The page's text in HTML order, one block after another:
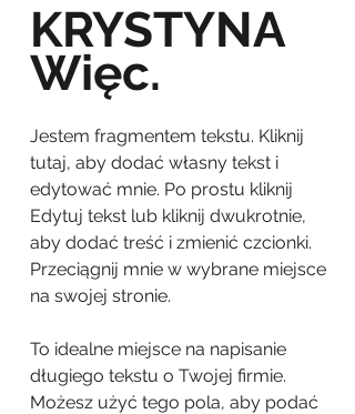
KRYSTYNA
Więc.
Jestem fragmentem tekstu. Kliknij
tutaj, aby dodać własny tekst i
edytować mnie. Po prostu kliknij
Edytuj tekst lub kliknij dwukrotnie,
aby dodać treść i zmienić czcionki.
Przeciągnij mnie w wybrane miejsce
na swojej stronie.
To idealne miejsce na napisanie
długiego tekstu o Twojej firmie.
Możesz użyć tego pola, aby podać